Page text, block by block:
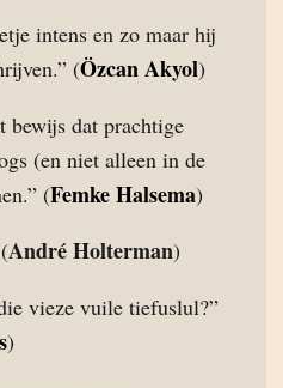
intens en zo maar hij
(Özcan Akyol)
bewijs dat prachtige
(en niet alleen in de
(Femke Halsema)
André Holterman)
vieze vuile tiefuslul?”
)